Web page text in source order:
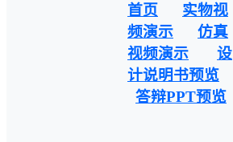
首页
实物视
频演示
仿真
视频演示
设
计说明书预览
答辩PPT预览